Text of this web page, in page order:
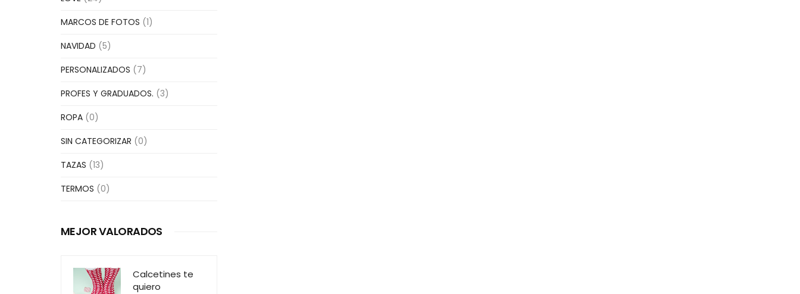
MARCOS DE FOTOS (1)
NAVIDAD (5)
PERSONALIZADOS (7)
PROFES Y GRADUADOS. (3)
ROPA (0)
SIN CATEGORIZAR (0)
TAZAS (13)
TERMOS (0)
MEJOR VALORADOS
Calcetines te
quiero